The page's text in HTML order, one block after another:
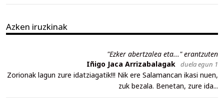
Azken iruzkinak
"Ezker abertzalea eta..." erantzuten
Iñigo Jaca Arrizabalagak duela egun 1
Zorionak lagun zure idatziagatik!!! Nik ere Salamancan ikasi nuen,
zuk bezala. Benetan, zure ida...